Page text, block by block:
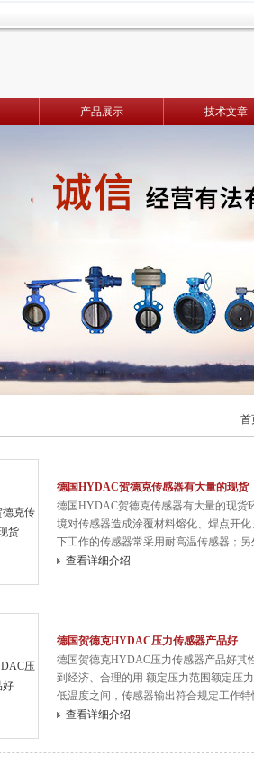
产品展示 技术文章
首
德国HYDAC贺德克传感器有大量的现货
德国HYDAC贺德克传感器有大量的现货
境对传感器造成涂覆材料熔化、焊点开
下工作的传感器常采用耐高温传感器；
传感器造成短路的影响。在此环境条件
查看详细介绍
德国贺德克HYDAC压力传感器产品好
德国贺德克HYDAC压力传感器产品好其
到经济、合理的用 额定压力范围额定压
低温度之间，传感器输出符合规定工作
围之内。Z大压力范围Z大压力范围是指
查看详细介绍